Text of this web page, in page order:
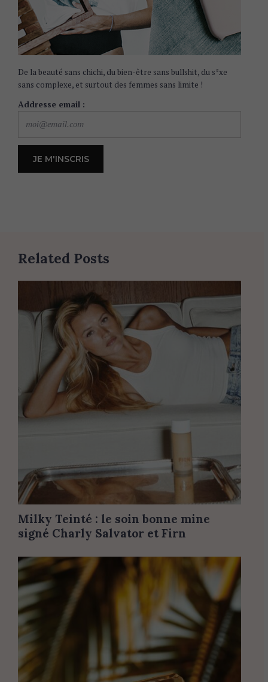
De la beauté sans chichi, du bien-être sans bullshit, du s*xe
sans complexe, et surtout des femmes sans limite !
Addresse email :
Related Posts
Milky Teinté : le soin bonne mine
signé Charly Salvator et Firn